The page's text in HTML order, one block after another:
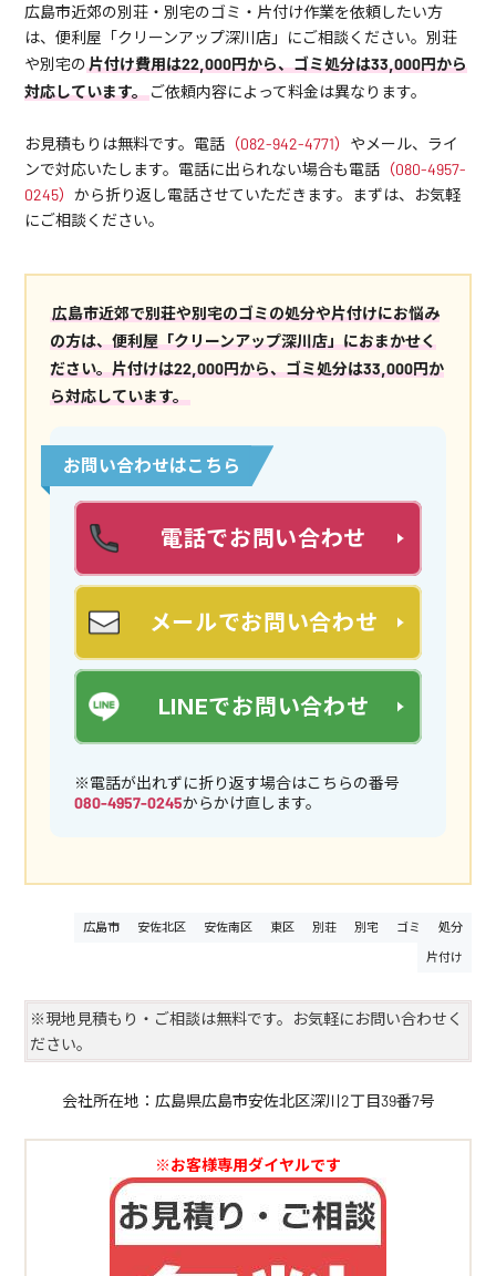
広島市近郊の別荘・別宅のゴミ・片付け作業を依頼したい方
は、便利屋「クリーンアップ深川店」にご相談ください。別荘
や別宅の片付け費用は22,000円から、ゴミ処分は33,000円から
対応しています。 ご依頼内容によって料金は異なります。
お見積もりは無料です。電話 （082-942-4771） やメール、ライ
ンで対応いたします。電話に出られない場合も電話 （080-4957-
0245）から折り返し電話させていただきます。まずは、お気軽
にご相談ください。
広島市近郊で別荘や別宅のゴミの処分や片付けにお悩み
の方は、便利屋「クリーンアップ深川店」におまかせく
ださい。片付けは22,000円から、ゴミ処分は33,000円か
ら対応しています。
お問い合わせはこちら
電話でお問い合わせ
メールでお問い合わせ
LINEでお問い合わせ
※電話が出れずに折り返す場合はこちらの番号
080-4957-0245からかけ直します。
広島市 安佐北区 安佐南区 東区 別荘 別宅 ゴミ
処分
片付け
※現地見積もり・ご相談は無料です。お気軽にお問い合わせく
ださい。
会社所在地：広島県広島市安佐北区深川2丁目39番7号
※お客様専用ダイヤルです